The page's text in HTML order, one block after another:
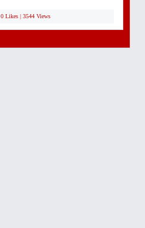
0 Likes | 3544 Views